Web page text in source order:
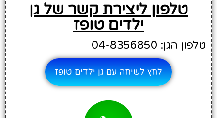
טלפון ליצירת קשר של גן
ילדים טופז
טלפון הגן: 04-8356850
לחץ לשיחה עם גן ילדים טופז